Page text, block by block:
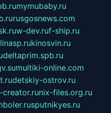
mymubaby.ru
rusgosnews.com
w-dev.ruf-ship.ru
kinosvin.ru
deltaprim.spb.ru
multiki-online.com
detskiy-ostrov.ru
creator.runix-files.org.ru
sputnikyes.ru